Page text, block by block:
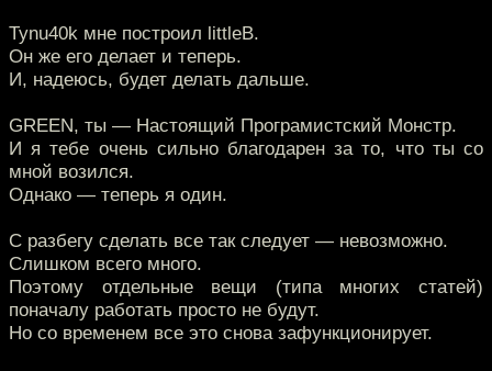
Tynu40k мне построил littleB.
Он же его делает и теперь.
И, надеюсь, будет делать дальше.
GREEN, ты — Настоящий Програмистский Монстр.
И я тебе очень сильно благодарен за то, что ты со
мной возился.
Однако — теперь я один.
С разбегу сделать все так следует — невозможно.
Слишком всего много.
Поэтому отдельные вещи (типа многих статей)
поначалу работать просто не будут.
Но со временем все это снова зафункционирует.